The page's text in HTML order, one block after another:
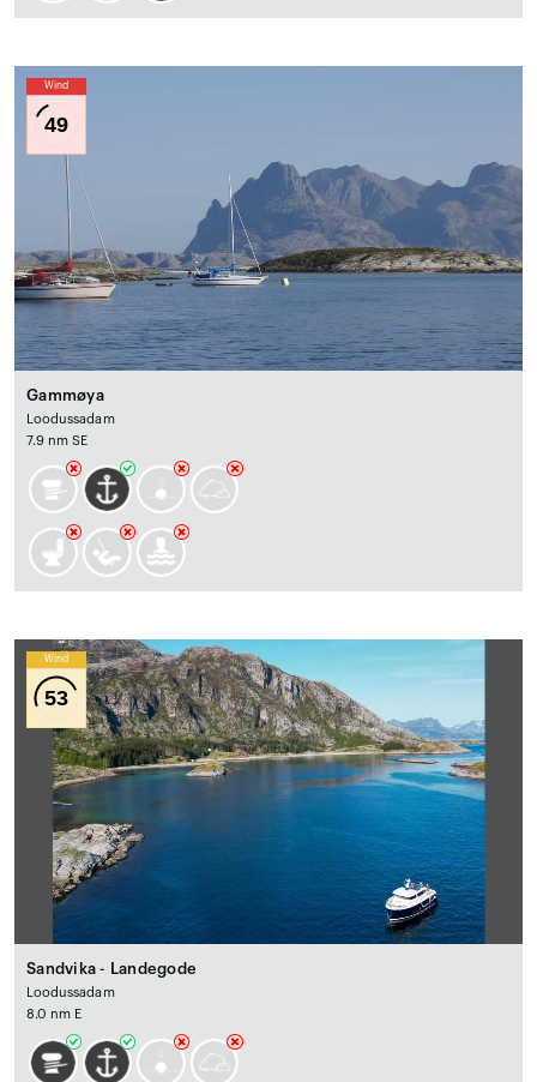
Wind
49
Gammøya
Loodussadam
7.9 nm SE
Wind
53
Sandvika - Landegode
Loodussadam
8.0 nm E